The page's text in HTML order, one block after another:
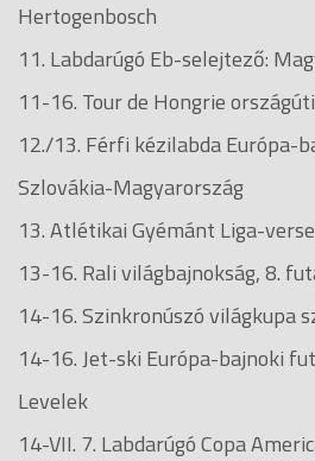
Hertogenbosch
11. Labdarúgó Eb-selejtező:
11-16. Tour de Hongrie
12./13. Férfi kézilabda Európa-
Szlovákia-Magyarország
13. Atlétikai Gyémánt Liga-
13-16. Rali világbajnokság, 8.
14-16. Szinkronúszó világkupa
14-16. Jet-ski Európa-bajnoki
Levelek
14-VII. 7. Labdarúgó Copa